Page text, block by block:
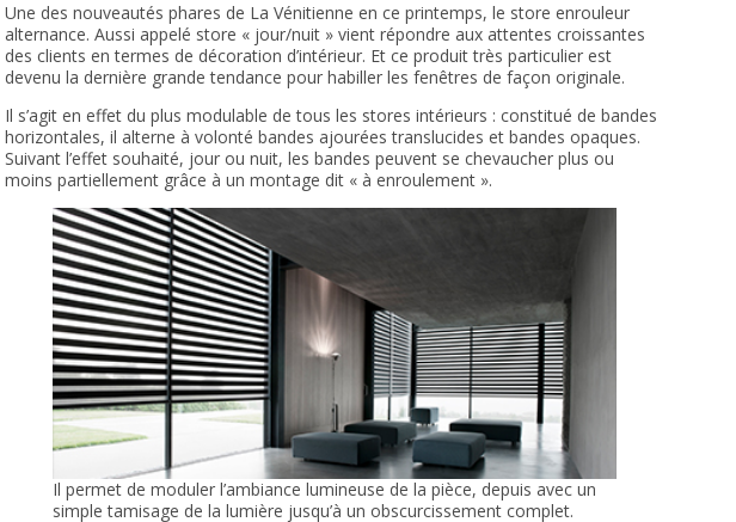
Une des nouveautés phares de La Vénitienne en ce printemps, le store enrouleur
alternance. Aussi appelé store « jour/nuit » vient répondre aux attentes croissantes
des clients en termes de décoration d’intérieur. Et ce produit très particulier est
devenu la dernière grande tendance pour habiller les fenêtres de façon originale.
Il s’agit en effet du plus modulable de tous les stores intérieurs : constitué de bandes
horizontales, il alterne à volonté bandes ajourées translucides et bandes opaques.
Suivant l’effet souhaité, jour ou nuit, les bandes peuvent se chevaucher plus ou
moins partiellement grâce à un montage dit « à enroulement ».
Il permet de moduler l’ambiance lumineuse de la pièce, depuis avec un
simple tamisage de la lumière jusqu’à un obscurcissement complet.